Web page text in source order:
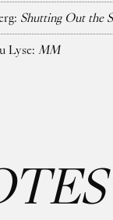
Shutting Out the
Lyse: MM